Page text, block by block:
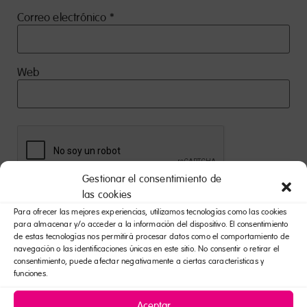
Gestionar el consentimiento de
las cookies
Para ofrecer las mejores experiencias, utilizamos tecnologías como las cookies
para almacenar y/o acceder a la información del dispositivo. El consentimiento
de estas tecnologías nos permitirá procesar datos como el comportamiento de
navegación o las identificaciones únicas en este sitio. No consentir o retirar el
consentimiento, puede afectar negativamente a ciertas características y
funciones.
Correo electrónico *
Web
Otras publicaciones recientes
una excusa perfecta para celebrar
juntos